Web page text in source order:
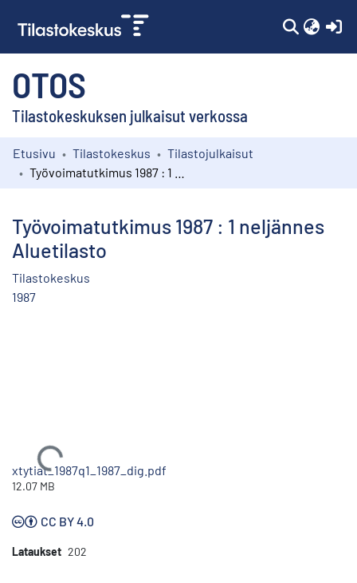
OTOS
Tilastokeskuksen julkaisut verkossa
Kokoelmat
Etusivu Tilastokeskus
Tilastojulkaisut
Työvoimatutkimus 1987 : 1 neljännes
Aluetilasto
Tilastokeskus
1987
Ladataan...
xtytiat_1987q1_1987_dig.pdf
12.07 MB
CC BY 4.0
Lataukset 202